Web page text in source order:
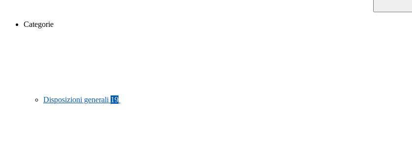
Categorie
Disposizioni generali 19